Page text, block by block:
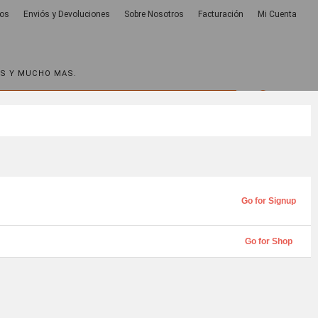
Enviós y Devoluciones Sobre Nosotros Facturación Mi Cuenta
Y MUCHO MAS.
Go for Signup
Go for Shop